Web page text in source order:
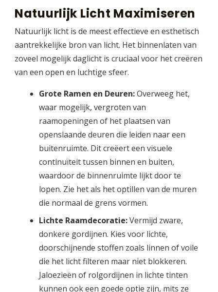
Natuurlijk Licht Maximiseren
Natuurlijk licht is de meest effectieve en esthetisch
aantrekkelijke bron van licht. Het binnenlaten van
zoveel mogelijk daglicht is cruciaal voor het creëren
van een open en luchtige sfeer.
Grote Ramen en Deuren:Overweeg het,
waar mogelijk, vergroten van
raamopeningen of het plaatsen van
openslaande deuren die leiden naar een
buitenruimte. Dit creëert een visuele
continuïteit tussen binnen en buiten,
waardoor de binnenruimte lijkt door te
lopen. Zie het als het optillen van de muren
die normaal de grens vormen.
Lichte Raamdecoratie:Vermijd zware,
donkere gordijnen. Kies voor lichte,
doorschijnende stoffen zoals linnen of voile
die het licht filteren maar niet blokkeren.
Jaloezieën of rolgordijnen in lichte tinten
kunnen ook een goede optie zijn, mits ze